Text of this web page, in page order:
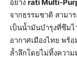
อย่าง rati Multi-
จากธรรมชาติ สามา
เป็นน้ำมันบำรุงที่ซึม
อากาศเมืองไทย พร้
ล้ำลึกโดยไม่ทิ้งควา